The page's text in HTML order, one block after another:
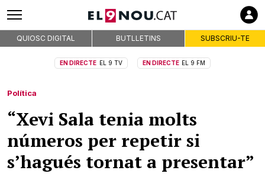
QUIOSC DIGITAL BUTLLETINS SUBSCRIU-TE
EN DIRECTE EL 9 TV EN DIRECTE EL 9 FM
Política
“Xevi Sala tenia molts
números per repetir si
s’hagués tornat a presentar”